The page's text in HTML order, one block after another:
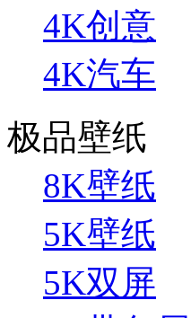
4K创意
4K汽车
极品壁纸
8K壁纸
5K壁纸
5K双屏